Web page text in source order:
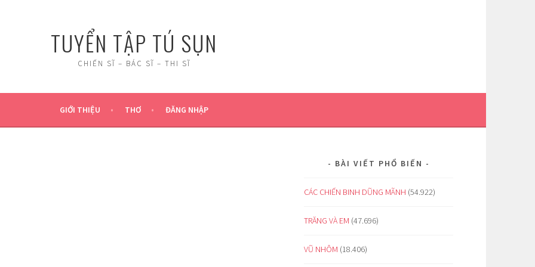
TUYỂN TẬP TÚ SỤN
CHIẾN SĨ – BÁC SĨ – THI SĨ
GIỚI THIỆU THƠ ĐĂNG NHẬP
BÀI VIẾT PHỔ BIẾN
CÁC CHIẾN BINH DŨNG MÃNH (54.922)
TRĂNG VÀ EM (47.696)
VŨ NHÔM (18.406)